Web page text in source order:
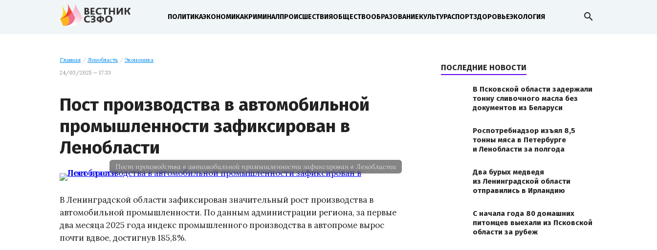
ПОЛИТИКАЭКОНОМИКАКРИМИНАЛПРОИСШЕСТВИЯОБЩЕСТВООБРАЗОВАНИЕКУЛЬТУРАСПОРТЗДОРОВЬЕЭКОЛОГИЯ search
Главная / Ленобласть / Экономика
24/03/2025 — 17:33
Пост производства в автомобильной
промышленности зафиксирован в
Ленобласти
Пост производства в автомобильной промышленности зафиксирован в Ленобласти
В Ленинградской области зафиксирован значительный рост производства в
автомобильной промышленности. По данным администрации региона, за первые
два месяца 2025 года индекс промышленного производства в автопроме вырос
почти вдвое, достигнув 185,8%.
ПОСЛЕДНИЕ НОВОСТИ
В Псковской области задержали
тонну сливочного масла без
документов из Беларуси
Роспотребнадзор изъял 8,5
тонны мяса в Петербурге
и Ленобласти за полгода
Два бурых медведя
из Ленинградской области
отправились в Ирландию
С начала года 80 домашних
питомцев выехали из Псковской
области за рубеж